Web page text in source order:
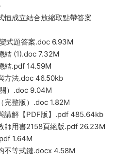
恒成立結合放縮取點帶答案
式題答案.doc 6.93M
結 (1).doc 7.32M
結.pdf 14.59M
方法.doc 46.50kb
）.doc 9.04M
完整版）.doc 1.82M
講解【PDF版】.pdf 485.64kb
師用書2158頁絕版.pdf 26.23M
1.64M
不等式鏈.docx 4.58M